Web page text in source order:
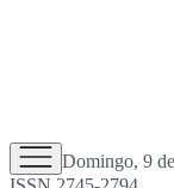
Domingo, 9